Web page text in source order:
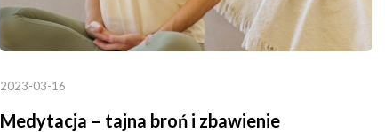
2023-03-16
Medytacja – tajna broń i zbawienie